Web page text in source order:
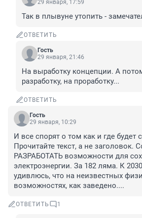
29 января, 17:59
Так в плывуне утопить -
ОТВЕТИТЬ
Гость
29 января, 21:46
На выработку концепции. А
разработку, на проработку...
ОТВЕТИТЬ
Гость
29 января, 10:29
И все спорят о том как и где будет
Прочитайте текст, а не заголовок.
РАЗРАБОТАТЬ возможности для
электроэнергии. За 182 ляма. К
удивлюсь, что на неизвестных
возможностях, как заведено....
ОТВЕТИТЬ 1